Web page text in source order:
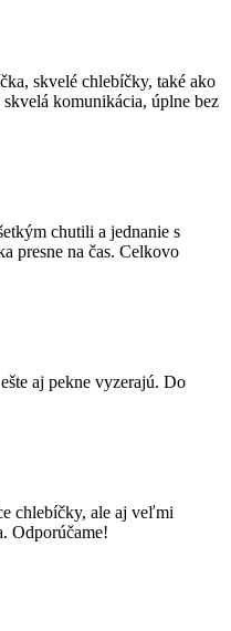
skvelé chlebíčky, také ako
komunikácia, úplne bez
chutili a jednanie s
presne na čas. Celkovo
aj pekne vyzerajú. Do
chlebíčky, ale aj veľmi
Odporúčame!